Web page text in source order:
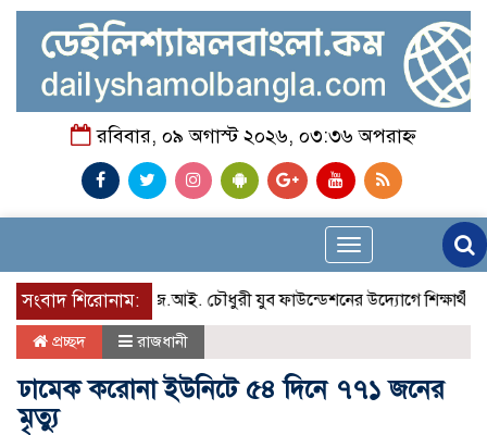
রবিবার, ০৯ অগাস্ট ২০২৬, ০৩:৩৬ অপরাহ্ন
Toggle
navigation
সংবাদ শিরোনাম:জে.আই. চৌধুরী যুব ফাউন্ডেশনের উদ্যোগে শিক্ষার্থীদের
প্রচ্ছদ রাজধানী
ঢামেক করোনা ইউনিটে ৫৪ দিনে ৭৭১ জনের
মৃত্যু